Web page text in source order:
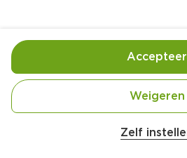
Handige informatie over dit
Zelf
Weigeren
Accepteer